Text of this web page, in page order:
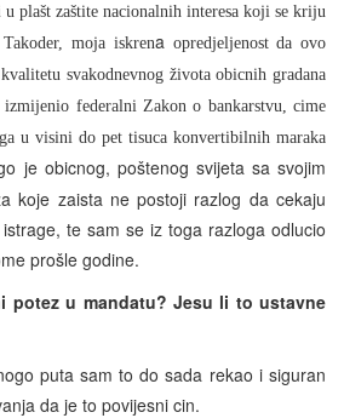
plašt zaštite nacionalnih interesa koji se kriju
moja iskrena opredjeljenost da ovo
svakodnevnog života obicnih gradana
izmijenio federalni Zakon o bankarstvu, cime
u visini do pet tisuca konvertibilnih maraka
je obicnog, poštenog svijeta sa svojim
koje zaista ne postoji razlog da cekaju
te sam se iz toga razloga odlucio
prošle godine.
potez u mandatu? Jesu li to ustavne
puta sam to do sada rekao i siguran
da je to povijesni cin.